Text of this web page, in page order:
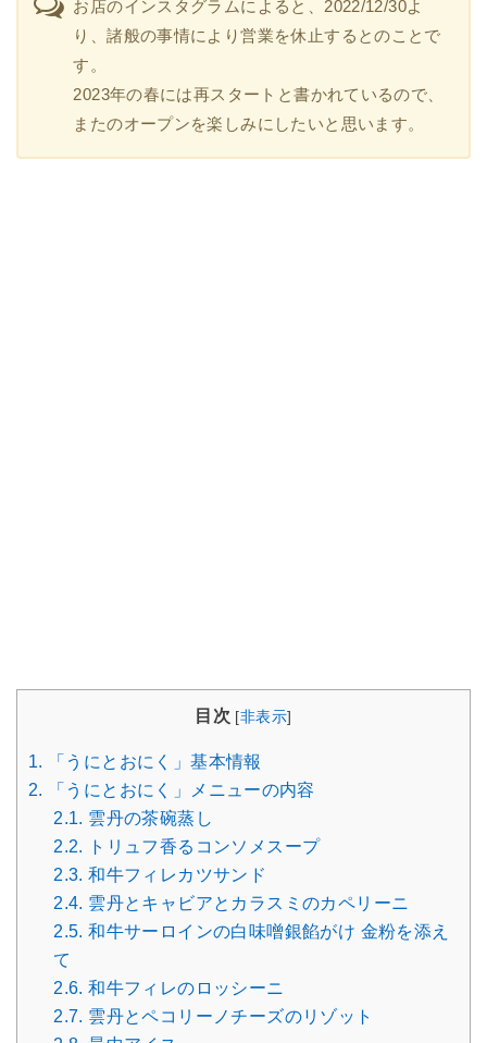
お店のインスタグラムによると、2022/12/30よ
り、諸般の事情により営業を休止するとのことで
す。
2023年の春には再スタートと書かれているので、
またのオープンを楽しみにしたいと思います。
目次 [非表示]
1. 「うにとおにく」基本情報
2. 「うにとおにく」メニューの内容
2.1. 雲丹の茶碗蒸し
2.2.
トリュフ香るコンソメスープ
2.3. 和牛フィレカツサンド
2.4. 雲丹とキャビアとカラスミのカペリーニ
2.5. 和牛サーロインの白味噌銀餡がけ 金粉を添え
て
2.6. 和牛フィレのロッシーニ
2.7. 雲丹とペコリーノチーズのリゾット